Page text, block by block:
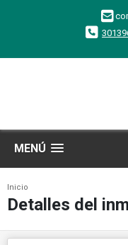
MENÚ
Inicio
Detalles del